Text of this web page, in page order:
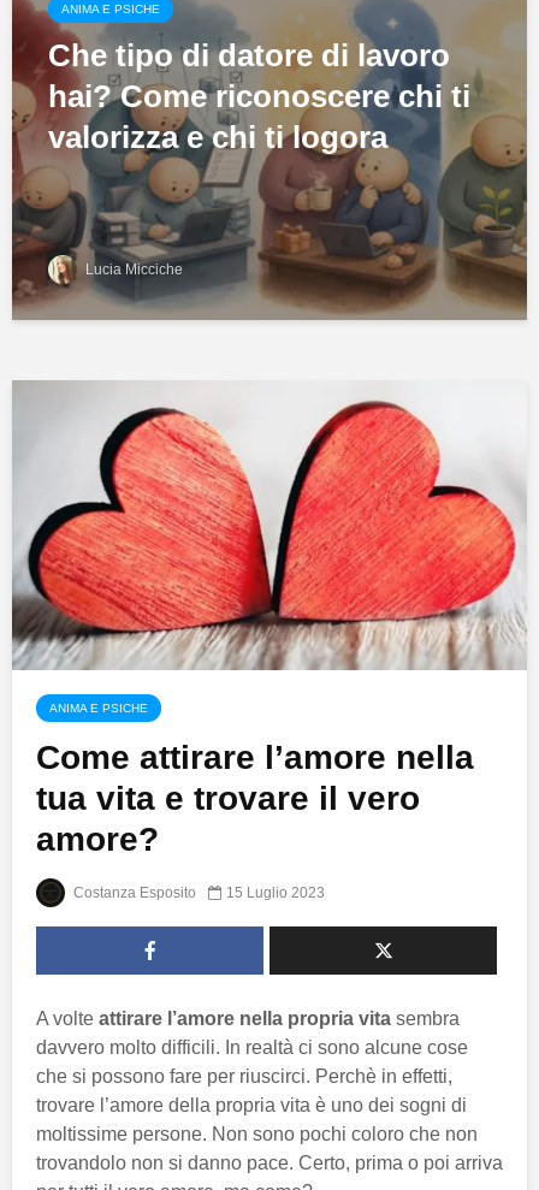
ANIMA E PSICHE
Che tipo di datore di lavoro
hai? Come riconoscere chi ti
valorizza e chi ti logora
Lucia Micciche
ANIMA E PSICHE
Come attirare l’amore nella
tua vita e trovare il vero
amore?
Costanza Esposito 15 Luglio 2023
A volte attirare l’amore nella propria vita sembra
davvero molto difficili. In realtà ci sono alcune cose
che si possono fare per riuscirci. Perchè in effetti,
trovare l’amore della propria vita è uno dei sogni di
moltissime persone. Non sono pochi coloro che non
trovandolo non si danno pace. Certo, prima o poi arriva